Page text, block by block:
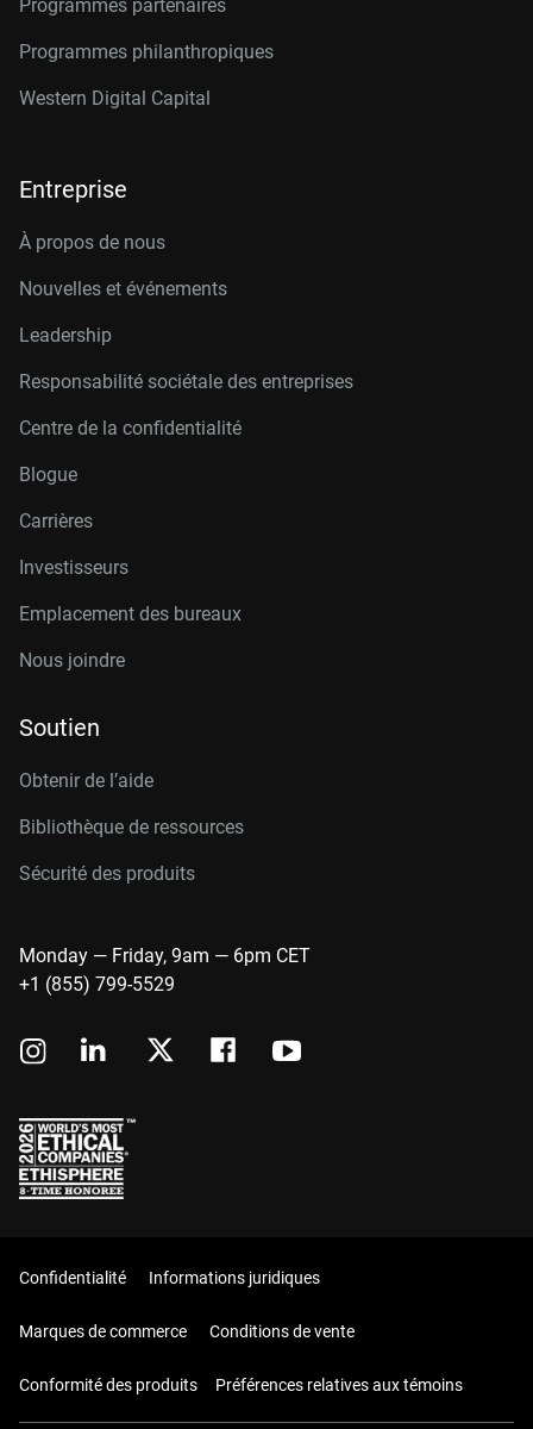
Programmes partenaires
Programmes philanthropiques
Western Digital Capital
Entreprise
À propos de nous
Nouvelles et événements
Leadership
Responsabilité sociétale des entreprises
Centre de la confidentialité
Blogue
Carrières
Investisseurs
Emplacement des bureaux
Nous joindre
Soutien
Obtenir de l’aide
Bibliothèque de ressources
Sécurité des produits
Monday — Friday, 9am — 6pm CET
+1 (855) 799-5529
Confidentialité Informations juridiques
Marques de commerce Conditions de vente
Conformité des produits Préférences relatives aux témoins